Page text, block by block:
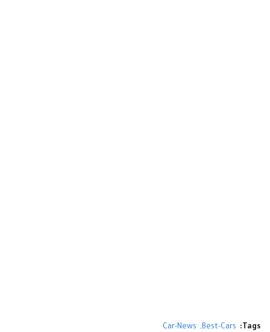
Tags:
Best-Cars
Car-News